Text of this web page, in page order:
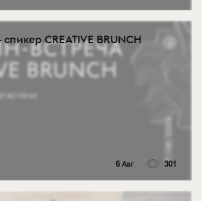
CREATIVE BRUNCH
6 Авг 301